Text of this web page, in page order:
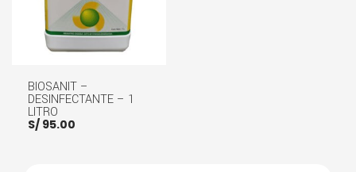
BIOSANIT –
DESINFECTANTE – 1
LITRO
S/ 95.00